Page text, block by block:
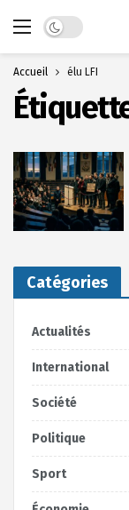
Dark mode
Accueil élu LFI
Catégories
Actualités
International
Société
Politique
Sport